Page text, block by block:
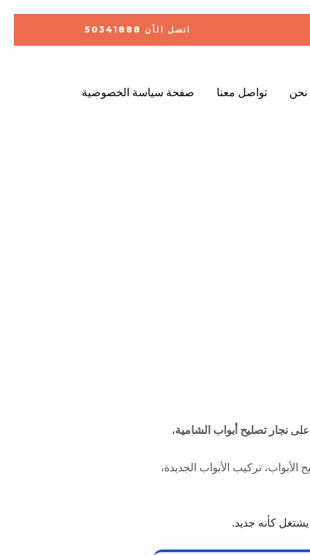
اتصل الآن 50341888
تواصل معنا صفحة سياسة الخصوصية
نجار تصليح أبواب الشامية،
الأبواب، تركيب الأبواب الجديدة،
كأنه جديد.